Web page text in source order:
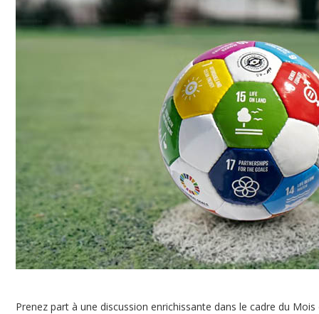
Prenez part à une discussion enrichissante dans le cadre du